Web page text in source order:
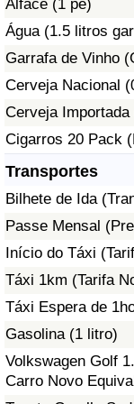
Alface (1 pé)
Água (1.5 litros
Garrafa de Vinho
Cerveja Nacional
Cerveja
Cigarros 20 Pack
Transportes
Bilhete de Ida
Passe Mensal
Início do Táxi
Táxi 1km (Tarifa
Táxi Espera de
Gasolina (1 litro)
Volkswagen Golf
Carro Novo
Indicador de
Indicador de
Indicador de